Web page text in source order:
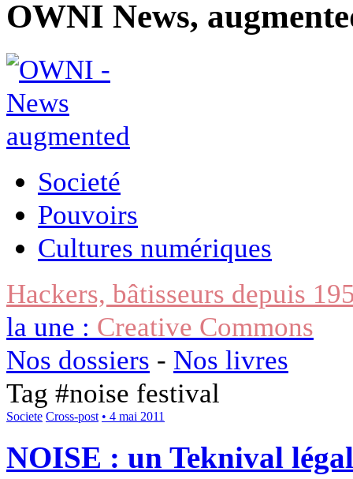
OWNI News,
Societé
Pouvoirs
Cultures numériques
Hackers, bâtisseurs depuis
la une : Creative Commons
Nos dossiers - Nos livres
Tag #noise festival
Societe Cross-post • 4 mai 2011
NOISE : un Teknival